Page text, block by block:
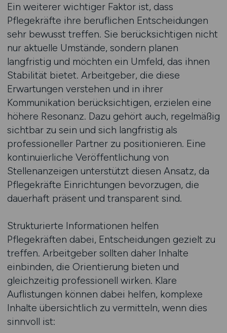
Ein weiterer wichtiger Faktor ist, dass
Pflegekräfte ihre beruflichen Entscheidungen
sehr bewusst treffen. Sie berücksichtigen nicht
nur aktuelle Umstände, sondern planen
langfristig und möchten ein Umfeld, das ihnen
Stabilität bietet. Arbeitgeber, die diese
Erwartungen verstehen und in ihrer
Kommunikation berücksichtigen, erzielen eine
höhere Resonanz. Dazu gehört auch, regelmäßig
sichtbar zu sein und sich langfristig als
professioneller Partner zu positionieren. Eine
kontinuierliche Veröffentlichung von
Stellenanzeigen unterstützt diesen Ansatz, da
Pflegekräfte Einrichtungen bevorzugen, die
dauerhaft präsent und transparent sind.
Strukturierte Informationen helfen
Pflegekräften dabei, Entscheidungen gezielt zu
treffen. Arbeitgeber sollten daher Inhalte
einbinden, die Orientierung bieten und
gleichzeitig professionell wirken. Klare
Auflistungen können dabei helfen, komplexe
Inhalte übersichtlich zu vermitteln, wenn dies
sinnvoll ist: